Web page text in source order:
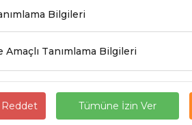
Bakanlığı, Ulaştırma
Ülkemiz ile Rusya arasında
kullanılmak üzere 500 adet ikili
kısıtlaması olmaksızın), 1.000
Bilgileri
Amaçlı Tanımlama Bilgileri
Reddet Tümüne İzin Ver